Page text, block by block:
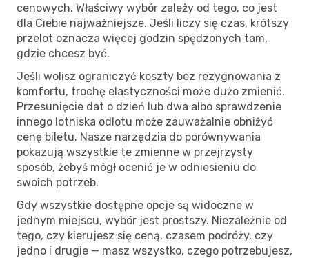
cenowych. Właściwy wybór zależy od tego, co jest
dla Ciebie najważniejsze. Jeśli liczy się czas, krótszy
przelot oznacza więcej godzin spędzonych tam,
gdzie chcesz być.
Jeśli wolisz ograniczyć koszty bez rezygnowania z
komfortu, trochę elastyczności może dużo zmienić.
Przesunięcie dat o dzień lub dwa albo sprawdzenie
innego lotniska odlotu może zauważalnie obniżyć
cenę biletu. Nasze narzędzia do porównywania
pokazują wszystkie te zmienne w przejrzysty
sposób, żebyś mógł ocenić je w odniesieniu do
swoich potrzeb.
Gdy wszystkie dostępne opcje są widoczne w
jednym miejscu, wybór jest prostszy. Niezależnie od
tego, czy kierujesz się ceną, czasem podróży, czy
jedno i drugie — masz wszystko, czego potrzebujesz,